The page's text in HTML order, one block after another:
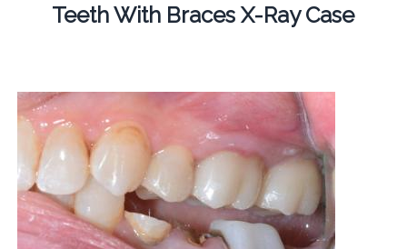
Teeth With Braces X-Ray Case